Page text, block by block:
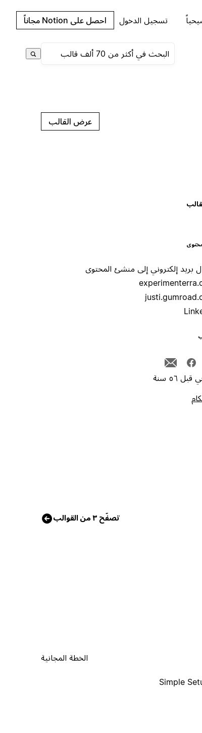
تسجيل الدخول احصل على Notion مجاناً
عرض القالب
بريد إلكتروني إلى منشئ المحتوى
٥٦ سنة
تصفّح ٣ من القوالب
Simple
الخطة المجانية